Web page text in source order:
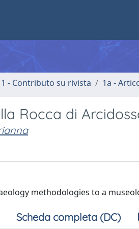
1 - Contributo su rivista 1a -
Rocca di
methodologies to a
Scheda completa (DC)